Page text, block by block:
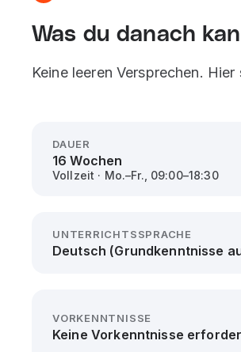
Was du danach
Keine leeren Versprechen.
DAUER
16 Wochen
Vollzeit · Mo.–Fr., 09:00–18:30
UNTERRICHTSSPRACHE
Deutsch (Grundkenntnisse
VORKENNTNISSE
Keine Vorkenntnisse